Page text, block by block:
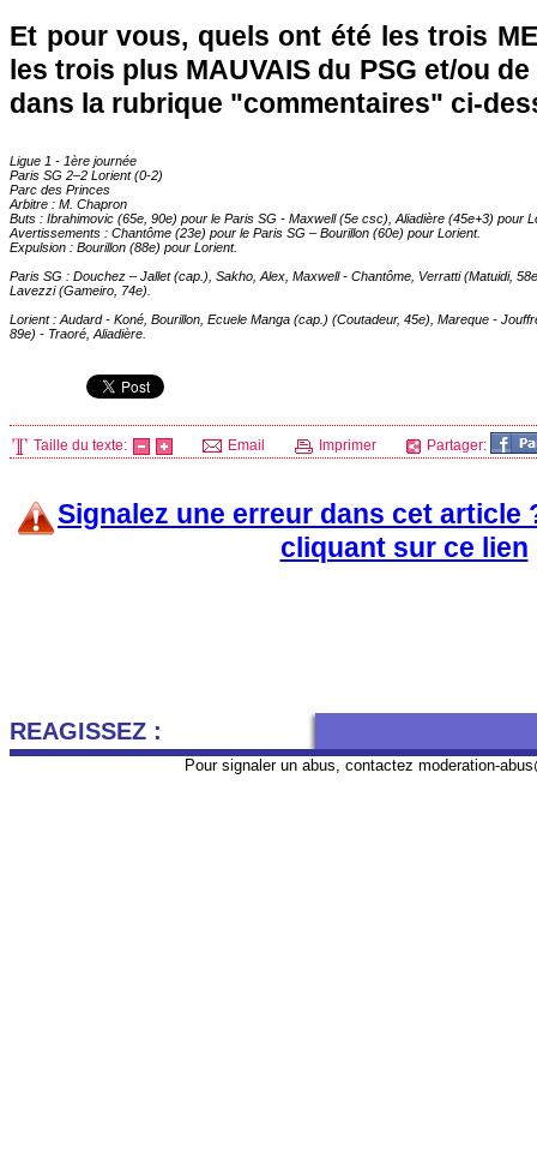
Et pour vous, quels ont été les trois
les trois plus MAUVAIS du PSG et/ou
dans la rubrique "commentaires" ci-
Ligue 1 - 1ère journée
Paris SG 2–2 Lorient (0-2)
Parc des Princes
Arbitre : M. Chapron
Buts : Ibrahimovic (65e, 90e) pour le Paris SG - Maxwell (5e csc), Aliadière (45e+3) pour
Avertissements : Chantôme (23e) pour le Paris SG – Bourillon (60e) pour Lorient.
Expulsion : Bourillon (88e) pour Lorient.
Paris SG : Douchez – Jallet (cap.), Sakho, Alex, Maxwell - Chantôme, Verratti (Matuidi,
Lavezzi (Gameiro, 74e).
Lorient : Audard - Koné, Bourillon, Ecuele Manga (cap.) (Coutadeur, 45e), Mareque -
89e) - Traoré, Aliadière.
Taille du texte: Email Imprimer Partager:
Signalez une erreur dans cet article
cliquant sur ce lien
REAGISSEZ :
Pour signaler un abus, contactez moderation-